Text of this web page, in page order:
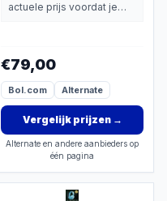
actuele prijs voordat je
€79,00
Bol.com Alternate
Vergelijk prijzen→
Alternate en andere aanbieders op
één pagina